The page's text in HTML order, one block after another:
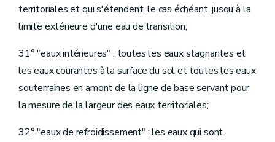
Art.D.332
Sous-section 2 [Capital social, conseil d'administration et comité de direction]
Art.
D.333
Art.D.334
Art.D.334bis
[D.334ter
Art.[D.334quater
Art.[D.334quinquies
Art.D.335
territoriales et qui s'étendent, le cas échéant, jusqu'à la
limite extérieure d'une eau de transition;
31° "eaux intérieures" : toutes les eaux stagnantes et
les eaux courantes à la surface du sol et toutes les eaux
souterraines en amont de la ligne de base servant pour
la mesure de la largeur des eaux territoriales;
32° "eaux de refroidissement" : les eaux qui sont